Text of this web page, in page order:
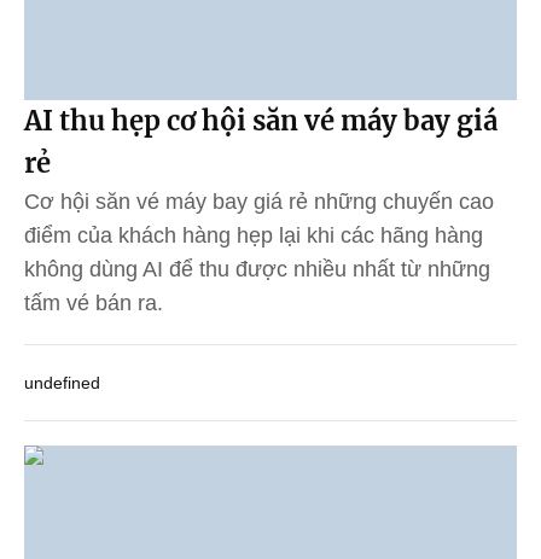
AI thu hẹp cơ hội săn vé máy bay giá
rẻ
Cơ hội săn vé máy bay giá rẻ những chuyến cao
điểm của khách hàng hẹp lại khi các hãng hàng
không dùng AI để thu được nhiều nhất từ những
tấm vé bán ra.
undefined